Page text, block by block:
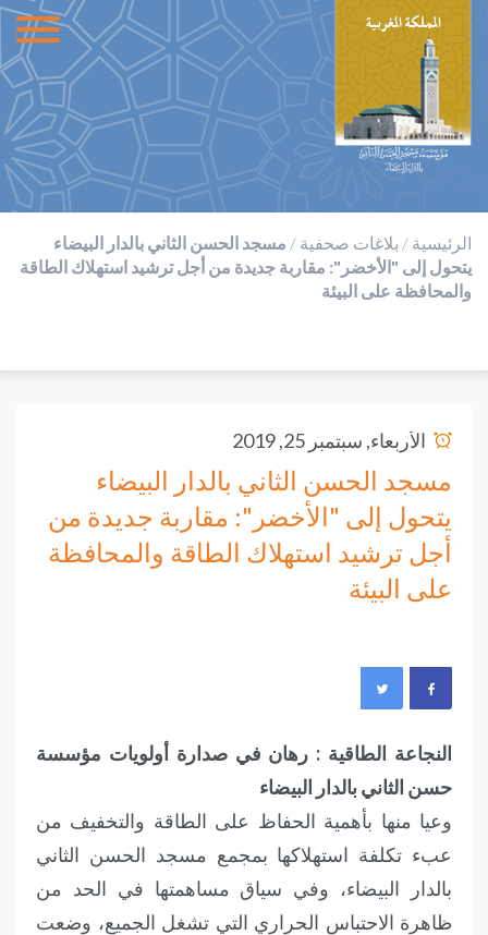
الرئيسية / بلاغات صحفية / مسجد الحسن الثاني بالدار البيضاء
يتحول إلى "الأخضر": مقاربة جديدة من أجل ترشيد استهلاك الطاقة
والمحافظة على البيئة
الأربعاء, سبتمبر 25, 2019
مسجد الحسن الثاني بالدار البيضاء
يتحول إلى "الأخضر": مقاربة جديدة من
أجل ترشيد استهلاك الطاقة والمحافظة
على البيئة
النجاعة الطاقية : رهان في صدارة أولويات مؤسسة
حسن الثاني بالدار البيضاء
وعيا منها بأهمية الحفاظ على الطاقة والتخفيف من
عبء تكلفة استهلاكها بمجمع مسجد الحسن الثاني
بالدار البيضاء، وفي سياق مساهمتها في الحد من
ظاهرة الاحتباس الحراري التي تشغل الجميع، وضعت